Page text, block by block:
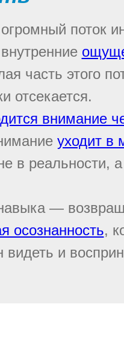
поток
часть этого
отсекается.
внимание
уходит в
в реальности,
навыка —
осознанность,
видеть и